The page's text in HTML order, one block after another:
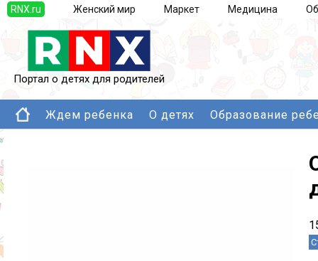
RNX.ru Женский мир Маркет Медицина
Портал о детях для родителей
Ждем ребенка О детях Образование